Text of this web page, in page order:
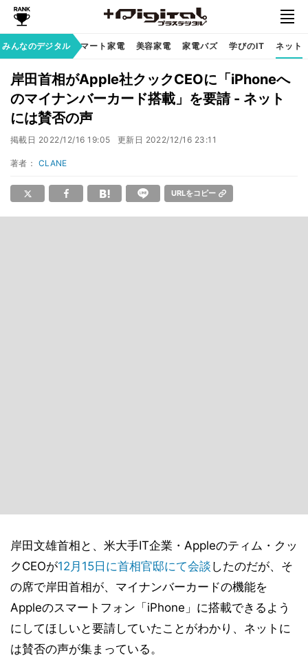
みんなのデジタル
族のデジタル スマート家電 美容家電 家電バズ 学びのIT ネット
岸田首相がApple社クックCEOに「iPhoneへ
のマイナンバーカード搭載」を要請 - ネット
には賛否の声
掲載日 2022/12/16 19:05 更新日 2022/12/16 23:11
著者： CLANE
URLをコピー
岸田文雄首相と、米大手IT企業・Appleのティム・クッ
クCEOが12月15日に首相官邸にて会談 したのだが、そ
の席で岸田首相が、マイナンバーカードの機能を
Appleのスマートフォン「iPhone」に搭載できるよう
にしてほしいと要請していたことがわかり、ネットに
は賛否の声が集まっている。